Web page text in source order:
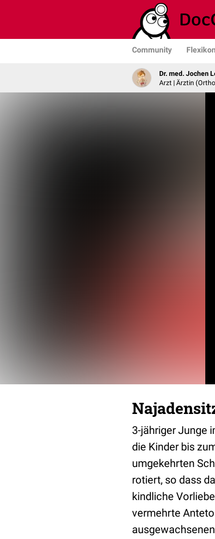
Community Flexikon
Dr. med. Jochen
Arzt | Ärztin
3-jähriger Junge
die Kinder bis
umgekehrten
rotiert, so dass
kindliche
vermehrte